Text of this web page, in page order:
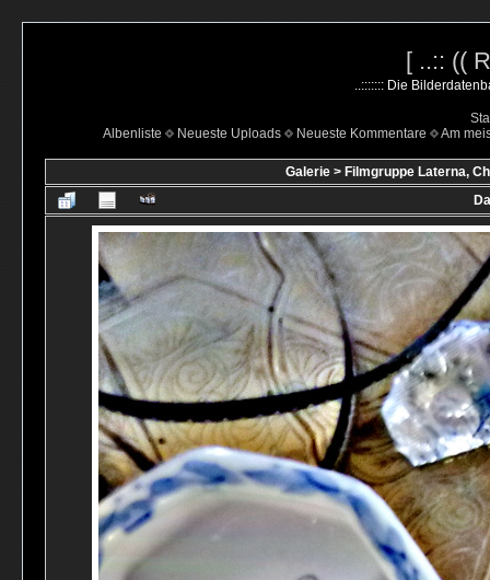
[ ..:: ((
..::::::: Die
Albenliste
Neueste Uploads Neueste Kommentare Am
Galerie> Filmgruppe Laterna,